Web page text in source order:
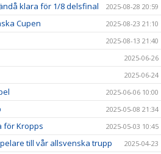
klara för 1/8 delsfinal 2025-08-28 20:59
Cupen
2025-08-23 21:10
2025-08-13 21:40
2025-06-26
2025-06-24
2025-06-06 10:00
2025-05-08 21:34
för Kropps 2025-05-03 10:45
till vår allsvenska trupp 2025-04-23